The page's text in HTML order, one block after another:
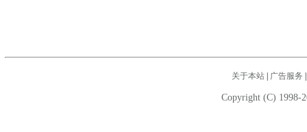
关于本站| 广告服务
Copyright (C) 1998-